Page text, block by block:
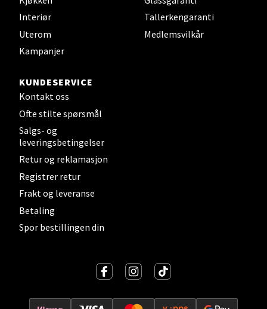
Interiør
Uterom
Kampanjer
Tallerkengaranti
Medlemsvilkår
KUNDESERVICE
Kontakt oss
Ofte stilte spørsmål
Salgs- og
leveringsbetingelser
Retur og reklamasjon
Registrer retur
Frakt og leveranse
Betaling
Spor bestillingen din
Åpent i dag 10-21
0 i butikk
Bergen - Thon Senter Sartor
Sartorvegen 12, 5353 Straume
Åpent i dag 10-21
0 i butikk
Trondheim - Sirkus Shopping
Falkenborgveien 5, 7044 Trondheim